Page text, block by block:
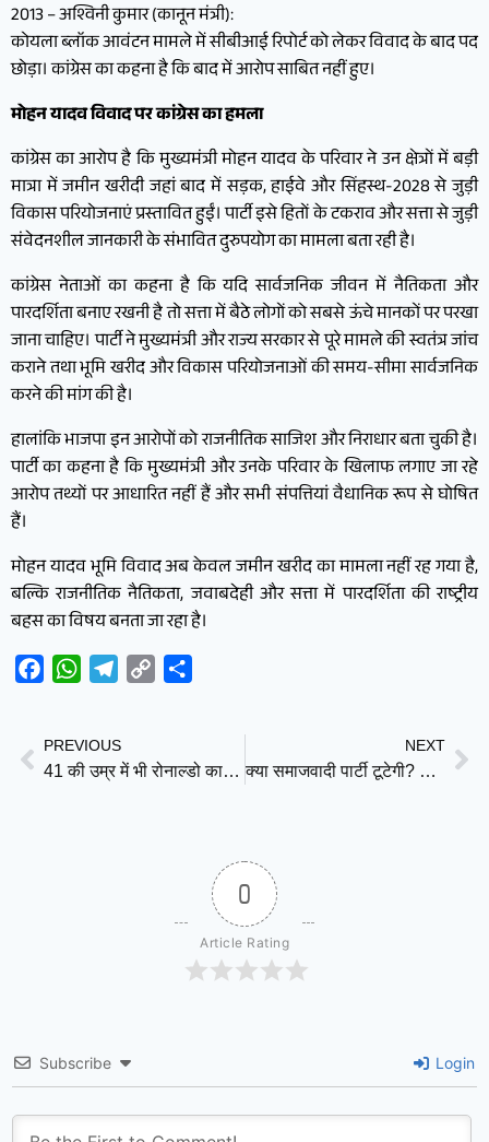
2013 – अश्विनी कुमार (कानून मंत्री):
कोयला ब्लॉक आवंटन मामले में सीबीआई रिपोर्ट को लेकर विवाद के बाद पद
छोड़ा। कांग्रेस का कहना है कि बाद में आरोप साबित नहीं हुए।
मोहन यादव विवाद पर कांग्रेस का हमला
कांग्रेस का आरोप है कि मुख्यमंत्री मोहन यादव के परिवार ने उन क्षेत्रों में बड़ी
मात्रा में जमीन खरीदी जहां बाद में सड़क, हाईवे और सिंहस्थ-2028 से जुड़ी
विकास परियोजनाएं प्रस्तावित हुईं। पार्टी इसे हितों के टकराव और सत्ता से जुड़ी
संवेदनशील जानकारी के संभावित दुरुपयोग का मामला बता रही है।
कांग्रेस नेताओं का कहना है कि यदि सार्वजनिक जीवन में नैतिकता और
पारदर्शिता बनाए रखनी है तो सत्ता में बैठे लोगों को सबसे ऊंचे मानकों पर परखा
जाना चाहिए। पार्टी ने मुख्यमंत्री और राज्य सरकार से पूरे मामले की स्वतंत्र जांच
कराने तथा भूमि खरीद और विकास परियोजनाओं की समय-सीमा सार्वजनिक
करने की मांग की है।
हालांकि भाजपा इन आरोपों को राजनीतिक साजिश और निराधार बता चुकी है।
पार्टी का कहना है कि मुख्यमंत्री और उनके परिवार के खिलाफ लगाए जा रहे
आरोप तथ्यों पर आधारित नहीं हैं और सभी संपत्तियां वैधानिक रूप से घोषित
हैं।
मोहन यादव भूमि विवाद अब केवल जमीन खरीद का मामला नहीं रह गया है,
बल्कि राजनीतिक नैतिकता, जवाबदेही और सत्ता में पारदर्शिता की राष्ट्रीय
बहस का विषय बनता जा रहा है।
FacebookWhatsAppTelegram
Copy
PREVIOUS
41 की उम्र में भी रोनाल्डो का जलवा बरकरार, दो गोल दागकर रचा इतिहास; पुर्तगाल ने उज़्बेकिस्तान को 5-0 से रौंदा
NEXT
क्या समाजवादी पार्टी टूटेगी? विचारधारा बनाम सत्ता की राजनीति की असली परीक्षा
0
Article Rating
Subscribe Login